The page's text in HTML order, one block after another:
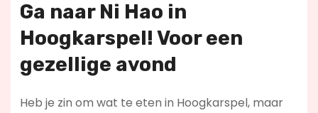
Ga naar Ni Hao in
Hoogkarspel! Voor een
gezellige avond
Heb je zin om wat te eten in Hoogkarspel, maar